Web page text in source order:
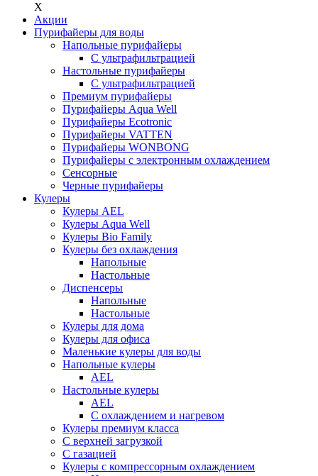
X
Акции
Пурифайеры для воды
Напольные пурифайеры
С ультрафильтрацией
Настольные пурифайеры
С ультрафильтрацией
Премиум пурифайеры
Пурифайеры Aqua Well
Пурифайеры Ecotronic
Пурифайеры VATTEN
Пурифайеры WONBONG
Пурифайеры с электронным охлаждением
Сенсорные
Черные пурифайеры
Кулеры
Кулеры AEL
Кулеры Aqua Well
Кулеры Bio Family
Кулеры без охлаждения
Напольные
Настольные
Диспенсеры
Напольные
Настольные
Кулеры для дома
Кулеры для офиса
Маленькие кулеры для воды
Напольные кулеры
AEL
Настольные кулеры
AEL
С охлаждением и нагревом
Кулеры премиум класса
С верхней загрузкой
С газацией
Кулеры с компрессорным охлаждением